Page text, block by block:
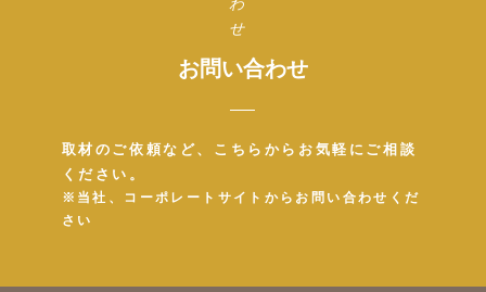
お問い合わせ
取材のご依頼など、こちらからお気軽にご相談
ください。
※当社、コーポレートサイトからお問い合わせくだ
さい